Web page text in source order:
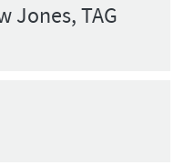
Jones, TAG